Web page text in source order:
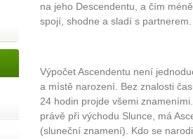
na jeho Descendentu, a čím
spojí, shodne a sladí s partnerem.
Výpočet Ascendentu není
a místě narození. Bez znalosti
24 hodin projde všemi
právě při východu Slunce, má
(sluneční znamení). Kdo se